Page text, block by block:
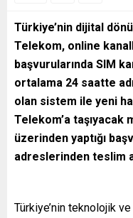
Türkiye’nin dijital
Telekom, online
başvurularında SIM
ortalama 24 saatte
olan sistem ile yeni
Telekom’a
üzerinden yaptığı
adreslerinden teslim
Türkiye’nin teknolojik